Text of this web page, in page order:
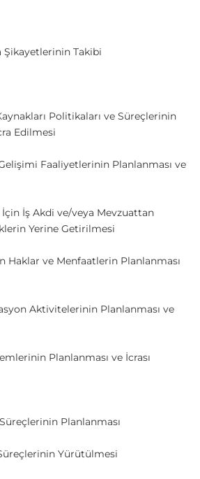
Şikayetlerinin Takibi
Politikaları ve Süreçlerinin
Edilmesi
Faaliyetlerinin Planlanması ve
İş Akdi ve/veya Mevzuattan
Yerine Getirilmesi
Haklar ve Menfaatlerin Planlanması
Aktivitelerinin Planlanması ve
Planlanması ve İcrası
Planlanması
Yürütülmesi